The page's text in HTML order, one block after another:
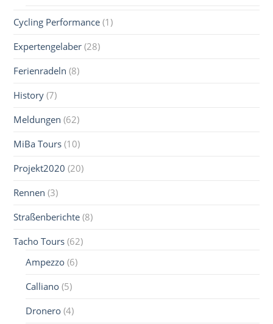
Cycling Performance (1)
Expertengelaber (28)
Ferienradeln (8)
History (7)
Meldungen (62)
MiBa Tours (10)
Projekt2020 (20)
Rennen (3)
Straßenberichte (8)
Tacho Tours (62)
Ampezzo (6)
Calliano (5)
Dronero (4)